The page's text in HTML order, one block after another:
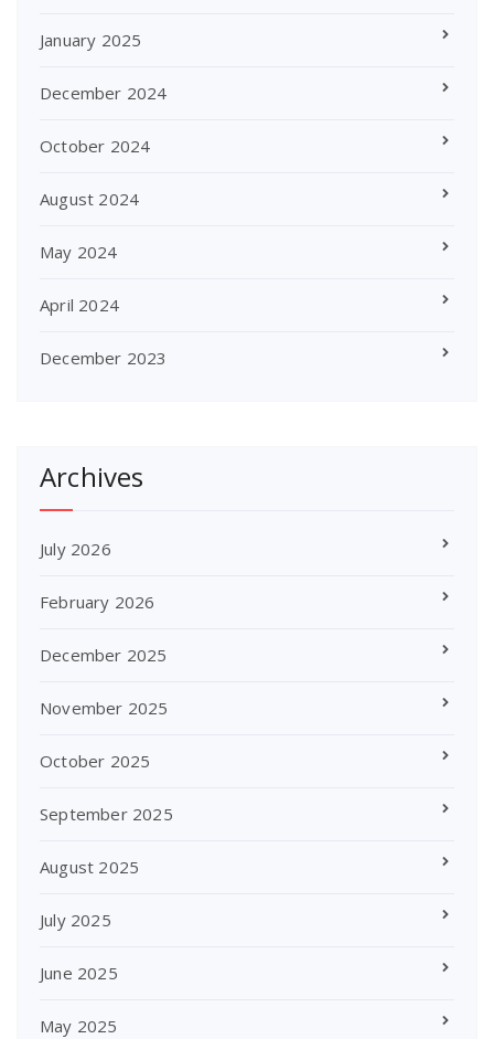
January 2025
December 2024
October 2024
August 2024
May 2024
April 2024
December 2023
Archives
July 2026
February 2026
December 2025
November 2025
October 2025
September 2025
August 2025
July 2025
June 2025
May 2025